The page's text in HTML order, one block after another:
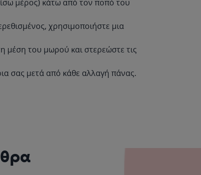
μέρος) κάτω από τον ποπό του
χρησιμοποιήστε μια
μέση του μωρού και στερεώστε τις
σας μετά από κάθε αλλαγή πάνας.